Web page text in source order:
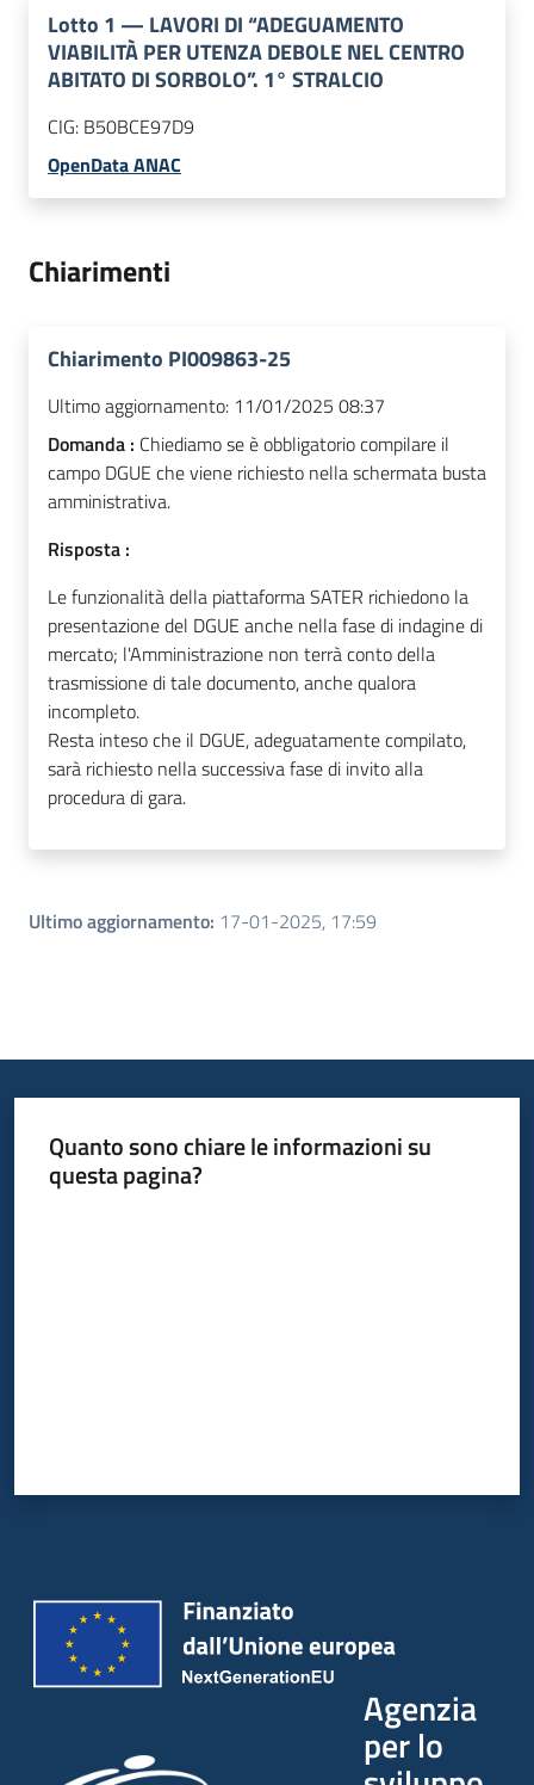
Lotto 1 — LAVORI DI “ADEGUAMENTO
VIABILITÀ PER UTENZA DEBOLE NEL CENTRO
ABITATO DI SORBOLO”. 1° STRALCIO
CIG: B50BCE97D9
OpenData ANAC
Chiarimenti
Chiarimento PI009863-25
Ultimo aggiornamento: 11/01/2025 08:37
Domanda : Chiediamo se è obbligatorio compilare il
campo DGUE che viene richiesto nella schermata busta
amministrativa.
Risposta :
Le funzionalità della piattaforma SATER richiedono la
presentazione del DGUE anche nella fase di indagine di
mercato; l'Amministrazione non terrà conto della
trasmissione di tale documento, anche qualora
incompleto.
Resta inteso che il DGUE, adeguatamente compilato,
sarà richiesto nella successiva fase di invito alla
procedura di gara.
Ultimo aggiornamento: 17-01-2025, 17:59
Quanto sono chiare le informazioni su
questa pagina?
Agenzia
per lo